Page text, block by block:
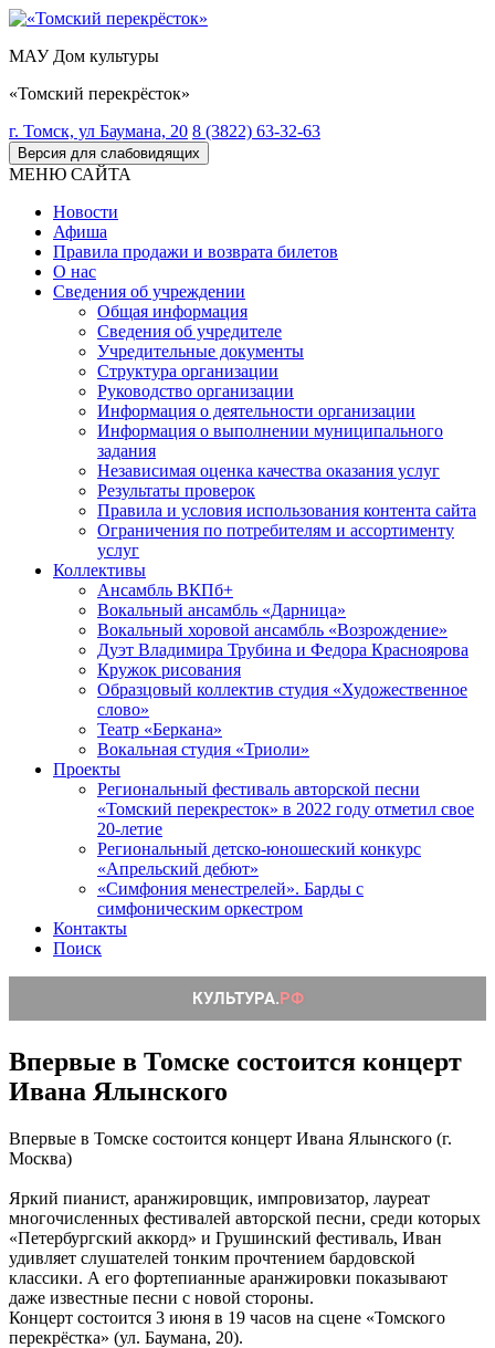
МАУ Дом культуры
«Томский перекрёсток»
г. Томск, ул Баумана, 20 8 (3822) 63-32-63
Версия для слабовидящих
МЕНЮ САЙТА
Новости
Афиша
Правила продажи и возврата билетов
О нас
Сведения об учреждении
Общая информация
Сведения об учредителе
Учредительные документы
Структура организации
Руководство организации
Информация о деятельности организации
Информация о выполнении муниципального
задания
Независимая оценка качества оказания услуг
Результаты проверок
Правила и условия использования контента сайта
Ограничения по потребителям и ассортименту
услуг
Коллективы
Ансамбль ВКПб+
Вокальный ансамбль «Дарница»
Вокальный хоровой ансамбль «Возрождение»
Дуэт Владимира Трубина и Федора Красноярова
Кружок рисования
Образцовый коллектив студия «Художественное
слово»
Театр «Беркана»
Вокальная студия «Триоли»
Проекты
Региональный фестиваль авторской песни
«Томский перекресток» в 2022 году отметил свое
20-летие
Региональный детско-юношеский конкурс
«Апрельский дебют»
«Симфония менестрелей». Барды с
симфоническим оркестром
Контакты
Поиск
Впервые в Томске состоится концерт
Ивана Ялынского
Впервые в Томске состоится концерт Ивана Ялынского (г.
Москва)
Яркий пианист, аранжировщик, импровизатор, лауреат
многочисленных фестивалей авторской песни, среди которых
«Петербургский аккорд» и Грушинский фестиваль, Иван
удивляет слушателей тонким прочтением бардовской
классики. А его фортепианные аранжировки показывают
даже известные песни с новой стороны.
Концерт состоится 3 июня в 19 часов на сцене «Томского
перекрёстка» (ул. Баумана, 20).